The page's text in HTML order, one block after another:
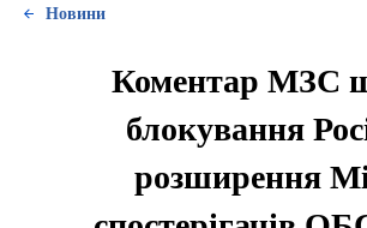
Новини
Коментар МЗС
блокування
розширення